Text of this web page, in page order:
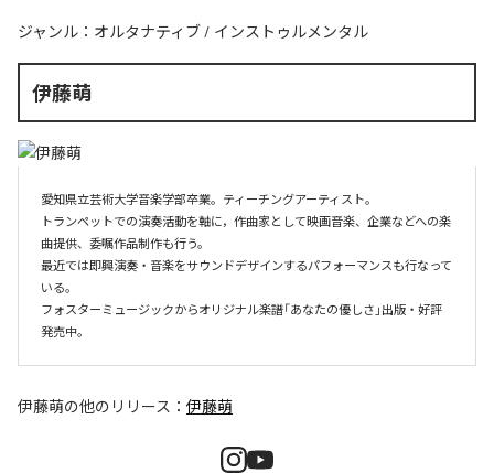
ジャンル： オルタナティブ / インストゥルメンタル
伊藤萌
愛知県立芸術大学音楽学部卒業。ティーチングアーティスト。
トランペットでの演奏活動を軸に，作曲家として映画音楽、企業などへの楽
曲提供、委嘱作品制作も行う。
最近では即興演奏・音楽をサウンドデザインするパフォーマンスも行なって
いる。
フォスターミュージックからオリジナル楽譜「あなたの優しさ」出版・好評
伊藤萌の他のリリース： 伊藤萌